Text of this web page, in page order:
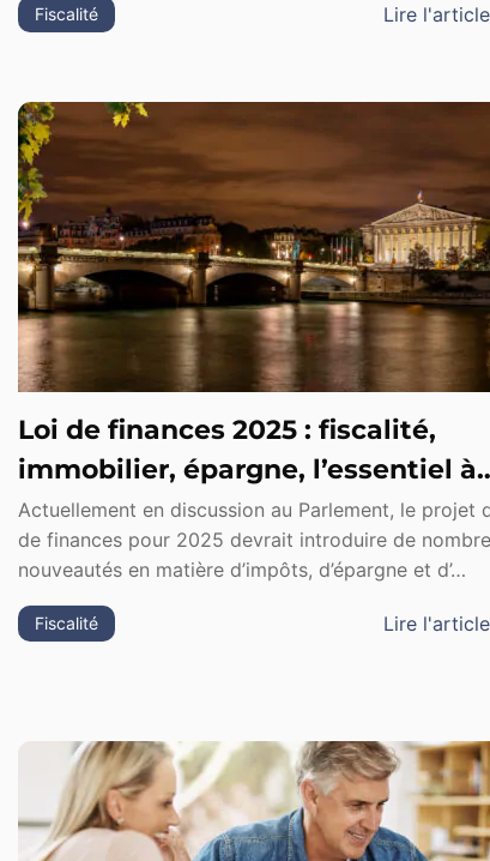
Lire l'article
Fiscalité
Loi de finances 2025 : fiscalité,
immobilier, épargne, l’essentiel à
savoir
Actuellement en discussion au Parlement, le projet
de finances pour 2025 devrait introduire de
nouveautés en matière d’impôts, d’épargne et d’…
Lire l'article
Fiscalité